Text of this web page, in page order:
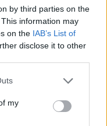
by third parties on the
information may
on the IAB’s List of
disclose it to other
my
TOP Música